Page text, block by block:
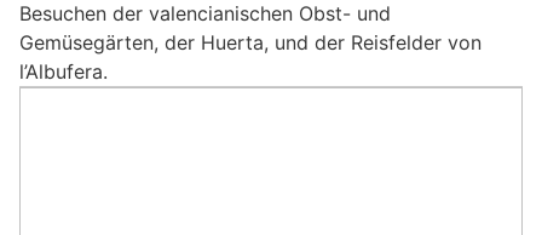
Besuchen der valencianischen Obst- und
Gemüsegärten, der Huerta, und der Reisfelder von
l’Albufera.